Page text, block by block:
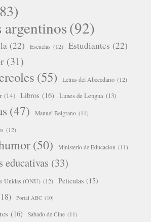
argentinos(92)
(22) Escuelas (12) Estudiantes (22)
(31)
(55) Letras del Abecedario (12)
(14) Libros (16) Lunes de Lengua (13)
(47) Manuel Belgrano (11)
(12)
(50) Ministerio de Educacion (11)
educativas (33)
Unidas (ONU) (12) Peliculas (15)
Portal ABC (10)
(16) Sabado de Cine (11)